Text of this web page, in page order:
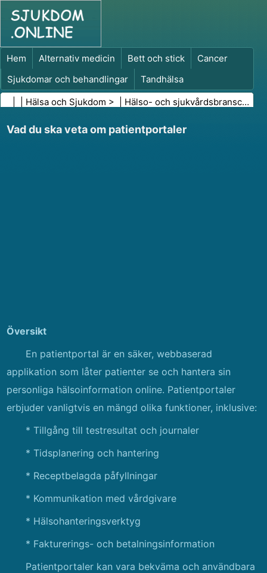
Hem Alternativ medicin Bett och stick
Cancer
Sjukdomar och behandlingar
Tandhälsa
Kost och näring
Familjehälsa
Hälsa och Sjukdom > | Hälso- och sjukvårdsbranschen
Vad du ska veta om patientportaler
Översikt
En patientportal är en säker, webbaserad
applikation som låter patienter se och hantera sin
personliga hälsoinformation online. Patientportaler
erbjuder vanligtvis en mängd olika funktioner, inklusive:
* Tillgång till testresultat och journaler
* Tidsplanering och hantering
* Receptbelagda påfyllningar
* Kommunikation med vårdgivare
* Hälsohanteringsverktyg
* Fakturerings- och betalningsinformation
Patientportaler kan vara bekväma och användbara